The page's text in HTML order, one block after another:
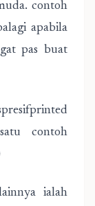
contoh
apabila
pas buat
contoh
ialah